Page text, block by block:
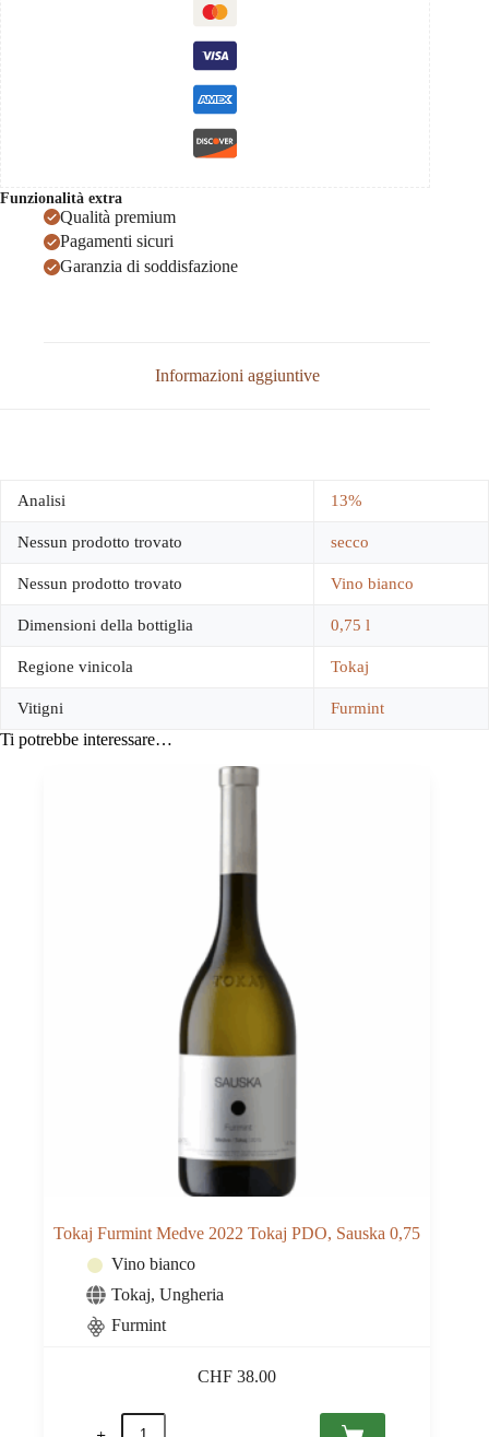
Funzionalità extra
Qualità premium
Pagamenti sicuri
Garanzia di soddisfazione
Informazioni aggiuntive
Analisi 13%
Nessun prodotto trovato secco
Nessun prodotto trovato Vino bianco
Dimensioni della bottiglia 0,75 l
Regione vinicola Tokaj
Vitigni Furmint
Ti potrebbe interessare…
Tokaj Furmint Medve 2022 Tokaj PDO, Sauska 0,75
Vino bianco
Tokaj, Ungheria
Furmint
CHF 38.00
Tokaj